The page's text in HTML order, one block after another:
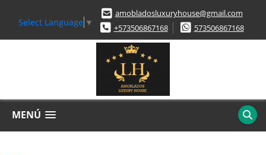
Select Language ▼
amobladosluxuryhouse@gmail.com
+573506867168
573506867168
MENÚ